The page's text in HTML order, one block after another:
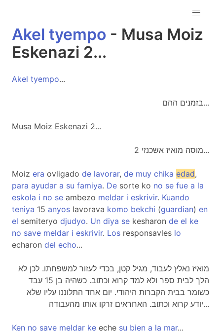
Akel tyempo - Musa Moiz
Eskenazi 2...
Akel tyempo...
בזמנים ההם...
Musa Moiz Eskenazi 2...
מוסה מואיז אשכנזי 2...
Moiz era ovligado de lavorar, de muy chika edad,
para ayudar a su famiya. De sorte ko no se fue a la
eskola i no se ambezo meldar i eskrivir. Kuando
teniya 15 anyos lavorava komo bekchi (guardian) en
el semiteryo djudyo. Un diya se kesharon de el ke
no save meldar i eskrivir. Los responsavles lo
echaron del echo...
מואיז נאלץ לעבוד, מגיל קטן, בכדי לעזור למשפחתו. לכן לא
הלך לבית ספר ולא למד קרוא וכתוב. כשהיה בן 15 עבד
כשומר בבית הקברות היהודי. יום אחד התלוננו עליו שלא
יודע קרוא וכתוב. האחראים זרקו אותו מהעבודה...
Ken no save meldar ke eche su bien a la mar...